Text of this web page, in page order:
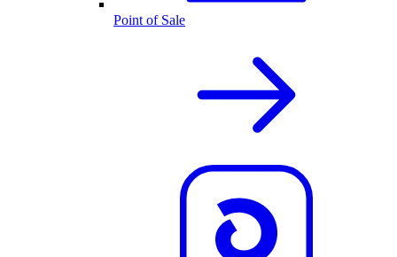
Point of Sale